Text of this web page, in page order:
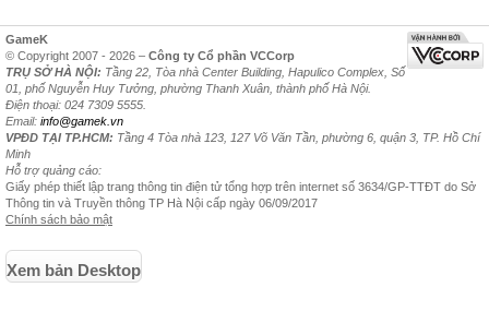
GameK
© Copyright 2007 - 2026 – Công ty Cổ phần VCCorp
TRỤ SỞ HÀ NỘI: Tầng 22, Tòa nhà Center Building, Hapulico Complex, Số
01, phố Nguyễn Huy Tưởng, phường Thanh Xuân, thành phố Hà Nội.
Điện thoại: 024 7309 5555.
Email: info@gamek.vn
VPĐD TẠI TP.HCM: Tầng 4 Tòa nhà 123, 127 Võ Văn Tần, phường 6, quận 3, TP. Hồ Chí
Minh
Hỗ trợ quảng cáo:
Giấy phép thiết lập trang thông tin điện tử tổng hợp trên internet số 3634/GP-TTĐT do Sở
Thông tin và Truyền thông TP Hà Nội cấp ngày 06/09/2017
Chính sách bảo mật
Xem bản Desktop